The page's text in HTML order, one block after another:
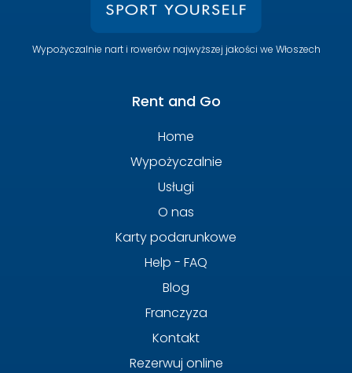
Wypożyczalnie nart i rowerów najwyższej jakości we Włoszech
Rent and Go
Home
Wypożyczalnie
Usługi
O nas
Karty podarunkowe
Help - FAQ
Blog
Franczyza
Kontakt
Rezerwuj online